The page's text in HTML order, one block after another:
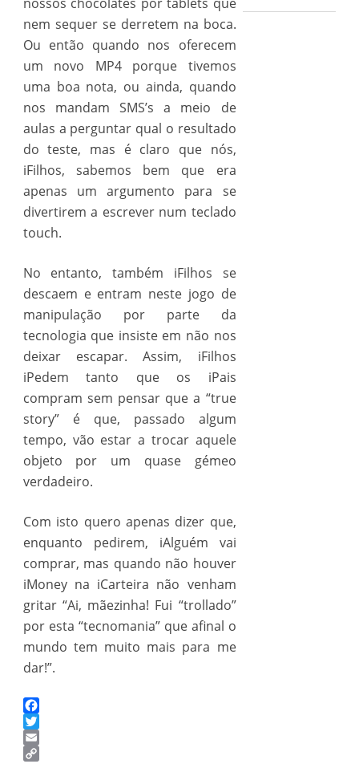
nem sequer se derretem na boca.
Ou então quando nos oferecem
um novo MP4 porque tivemos
uma boa nota, ou ainda, quando
nos mandam SMS’s a meio de
aulas a perguntar qual o resultado
do teste, mas é claro que nós,
iFilhos, sabemos bem que era
apenas um argumento para se
divertirem a escrever num teclado
touch.
No entanto, também iFilhos se
descaem e entram neste jogo de
manipulação por parte da
tecnologia que insiste em não nos
deixar escapar. Assim, iFilhos
iPedem tanto que os iPais
compram sem pensar que a “true
story” é que, passado algum
tempo, vão estar a trocar aquele
objeto por um quase gémeo
verdadeiro.
Com isto quero apenas dizer que,
enquanto pedirem, iAlguém vai
comprar, mas quando não houver
iMoney na iCarteira não venham
gritar “Ai, mãezinha! Fui “trollado”
por esta “tecnomania” que afinal o
mundo tem muito mais para me
dar!”.
Facebook
Twitter
Email